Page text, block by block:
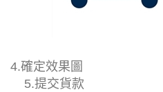
4.確定
5.提